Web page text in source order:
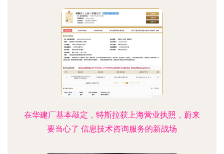
在华建厂基本敲定，特斯拉获上海营业执照，蔚来
要当心了 信息技术咨询服务的新战场